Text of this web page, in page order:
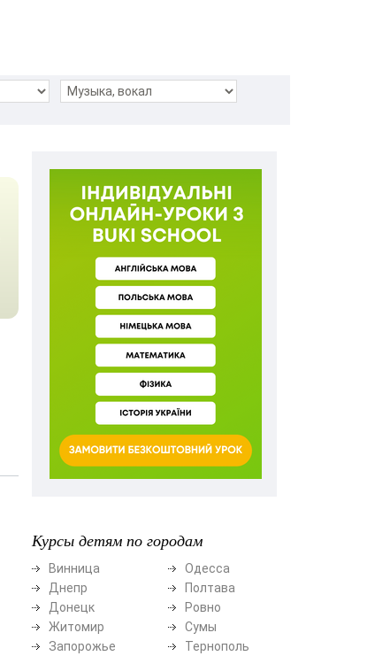
Курсы детям по городам
Винница
Днепр
Донецк
Житомир
Запорожье
Одесса
Полтава
Ровно
Сумы
Тернополь